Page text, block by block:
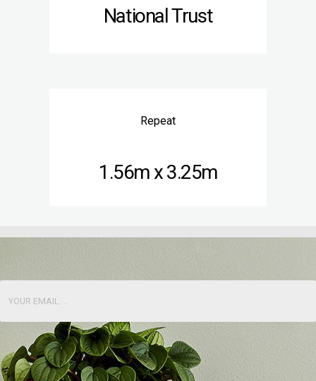
National Trust
Repeat
1.56m x 3.25m